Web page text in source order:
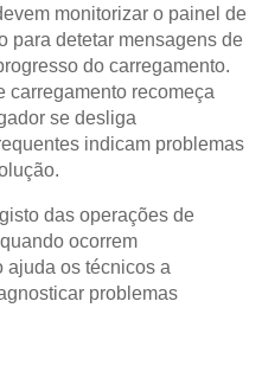
monitorizar o painel de
para detetar mensagens de
do carregamento.
carregamento recomeça
se desliga
indicam problemas
das operações de
ocorrem
ajuda os técnicos a
problemas